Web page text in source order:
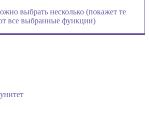
выбрать несколько (покажет те
все выбранные функции)